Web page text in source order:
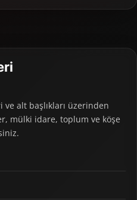
alt başlıkları üzerinden
mülki idare, toplum ve köşe